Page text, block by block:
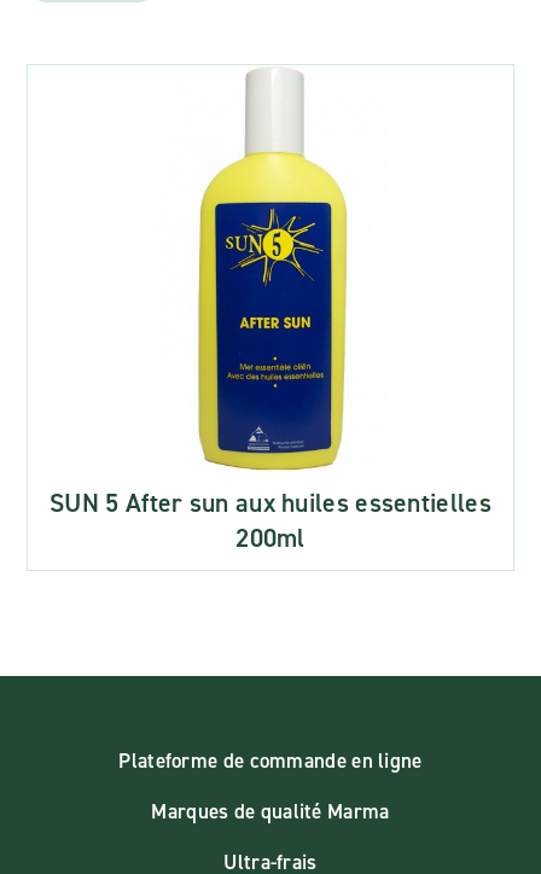
SUN 5 After sun aux huiles essentielles
200ml
Plateforme de commande en ligne
Marques de qualité Marma
Ultra-frais